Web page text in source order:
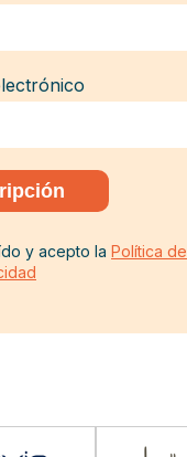
y acepto la Política de